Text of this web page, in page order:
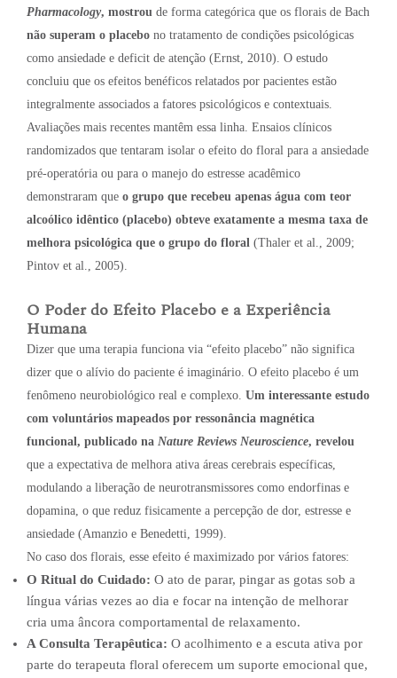
Pharmacology, mostrou de forma categórica que os florais de Bach
não superam o placebo no tratamento de condições psicológicas
como ansiedade e deficit de atenção (Ernst, 2010). O estudo
concluiu que os efeitos benéficos relatados por pacientes estão
integralmente associados a fatores psicológicos e contextuais.
Avaliações mais recentes mantêm essa linha. Ensaios clínicos
randomizados que tentaram isolar o efeito do floral para a ansiedade
pré-operatória ou para o manejo do estresse acadêmico
demonstraram que o grupo que recebeu apenas água com teor
alcoólico idêntico (placebo) obteve exatamente a mesma taxa de
melhora psicológica que o grupo do floral (Thaler et al., 2009;
Pintov et al., 2005).
O Poder do Efeito Placebo e a Experiência
Humana
Dizer que uma terapia funciona via “efeito placebo” não significa
dizer que o alívio do paciente é imaginário. O efeito placebo é um
fenômeno neurobiológico real e complexo. Um interessante estudo
com voluntários mapeados por ressonância magnética
funcional, publicado na Nature Reviews Neuroscience, revelou
que a expectativa de melhora ativa áreas cerebrais específicas,
modulando a liberação de neurotransmissores como endorfinas e
dopamina, o que reduz fisicamente a percepção de dor, estresse e
ansiedade (Amanzio e Benedetti, 1999).
No caso dos florais, esse efeito é maximizado por vários fatores:
O Ritual do Cuidado: O ato de parar, pingar as gotas sob a
língua várias vezes ao dia e focar na intenção de melhorar
cria uma âncora comportamental de relaxamento.
A Consulta Terapêutica: O acolhimento e a escuta ativa por
parte do terapeuta floral oferecem um suporte emocional que,